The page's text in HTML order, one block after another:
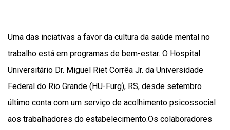
Uma das inciativas a favor da cultura da saúde mental no
trabalho está em programas de bem-estar. O Hospital
Universitário Dr. Miguel Riet Corrêa Jr. da Universidade
Federal do Rio Grande (HU-Furg), RS, desde setembro
último conta com um serviço de acolhimento psicossocial
aos trabalhadores do estabelecimento.Os colaboradores